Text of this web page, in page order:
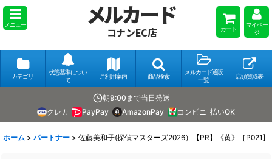
メニュー メルカード
コナンEC店 カート
マイペー
ジ
カテゴリ
状態基準につい
て
ご利用案内 商品検索
メルカード通販
一覧
店頭買取表
朝9:00まで当日発送
クレカ
PayPay AmazonPay コンビニ 払いOK
ホーム > パートナー > 佐藤美和子(探偵マスターズ2026）【PR】《黄》［P021]